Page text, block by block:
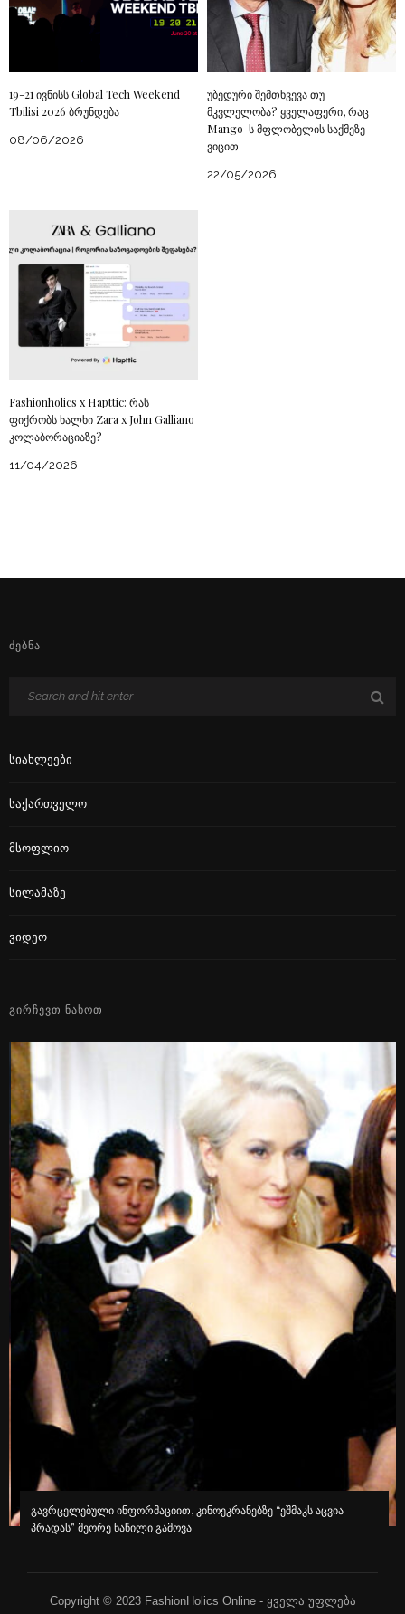
19-21 ივნისს Global Tech Weekend
Tbilisi 2026 ბრუნდება
08/06/2026
უბედური შემთხვევა თუ
მკვლელობა? ყველაფერი, რაც
Mango-ს მფლობელის საქმეზე
ვიცით
22/05/2026
Fashionholics x Hapttic: რას
ფიქრობს ხალხი Zara x John Galliano
კოლაბორაციაზე?
11/04/2026
ᲫᲔᲑᲜᲐ
Სიახლეები
Საქართველო
Მსოფლიო
Სილამაზე
Ვიდეო
ᲒᲘᲠᲩᲔᲕᲗ ᲜᲐᲮᲝᲗ
გავრცელებული ინფორმაციით, კინოეკრანებზე “ეშმაკს აცვია
პრადას” მეორე ნაწილი გამოვა
Copyright © 2023 FashionHolics Online - ყველა უფლება